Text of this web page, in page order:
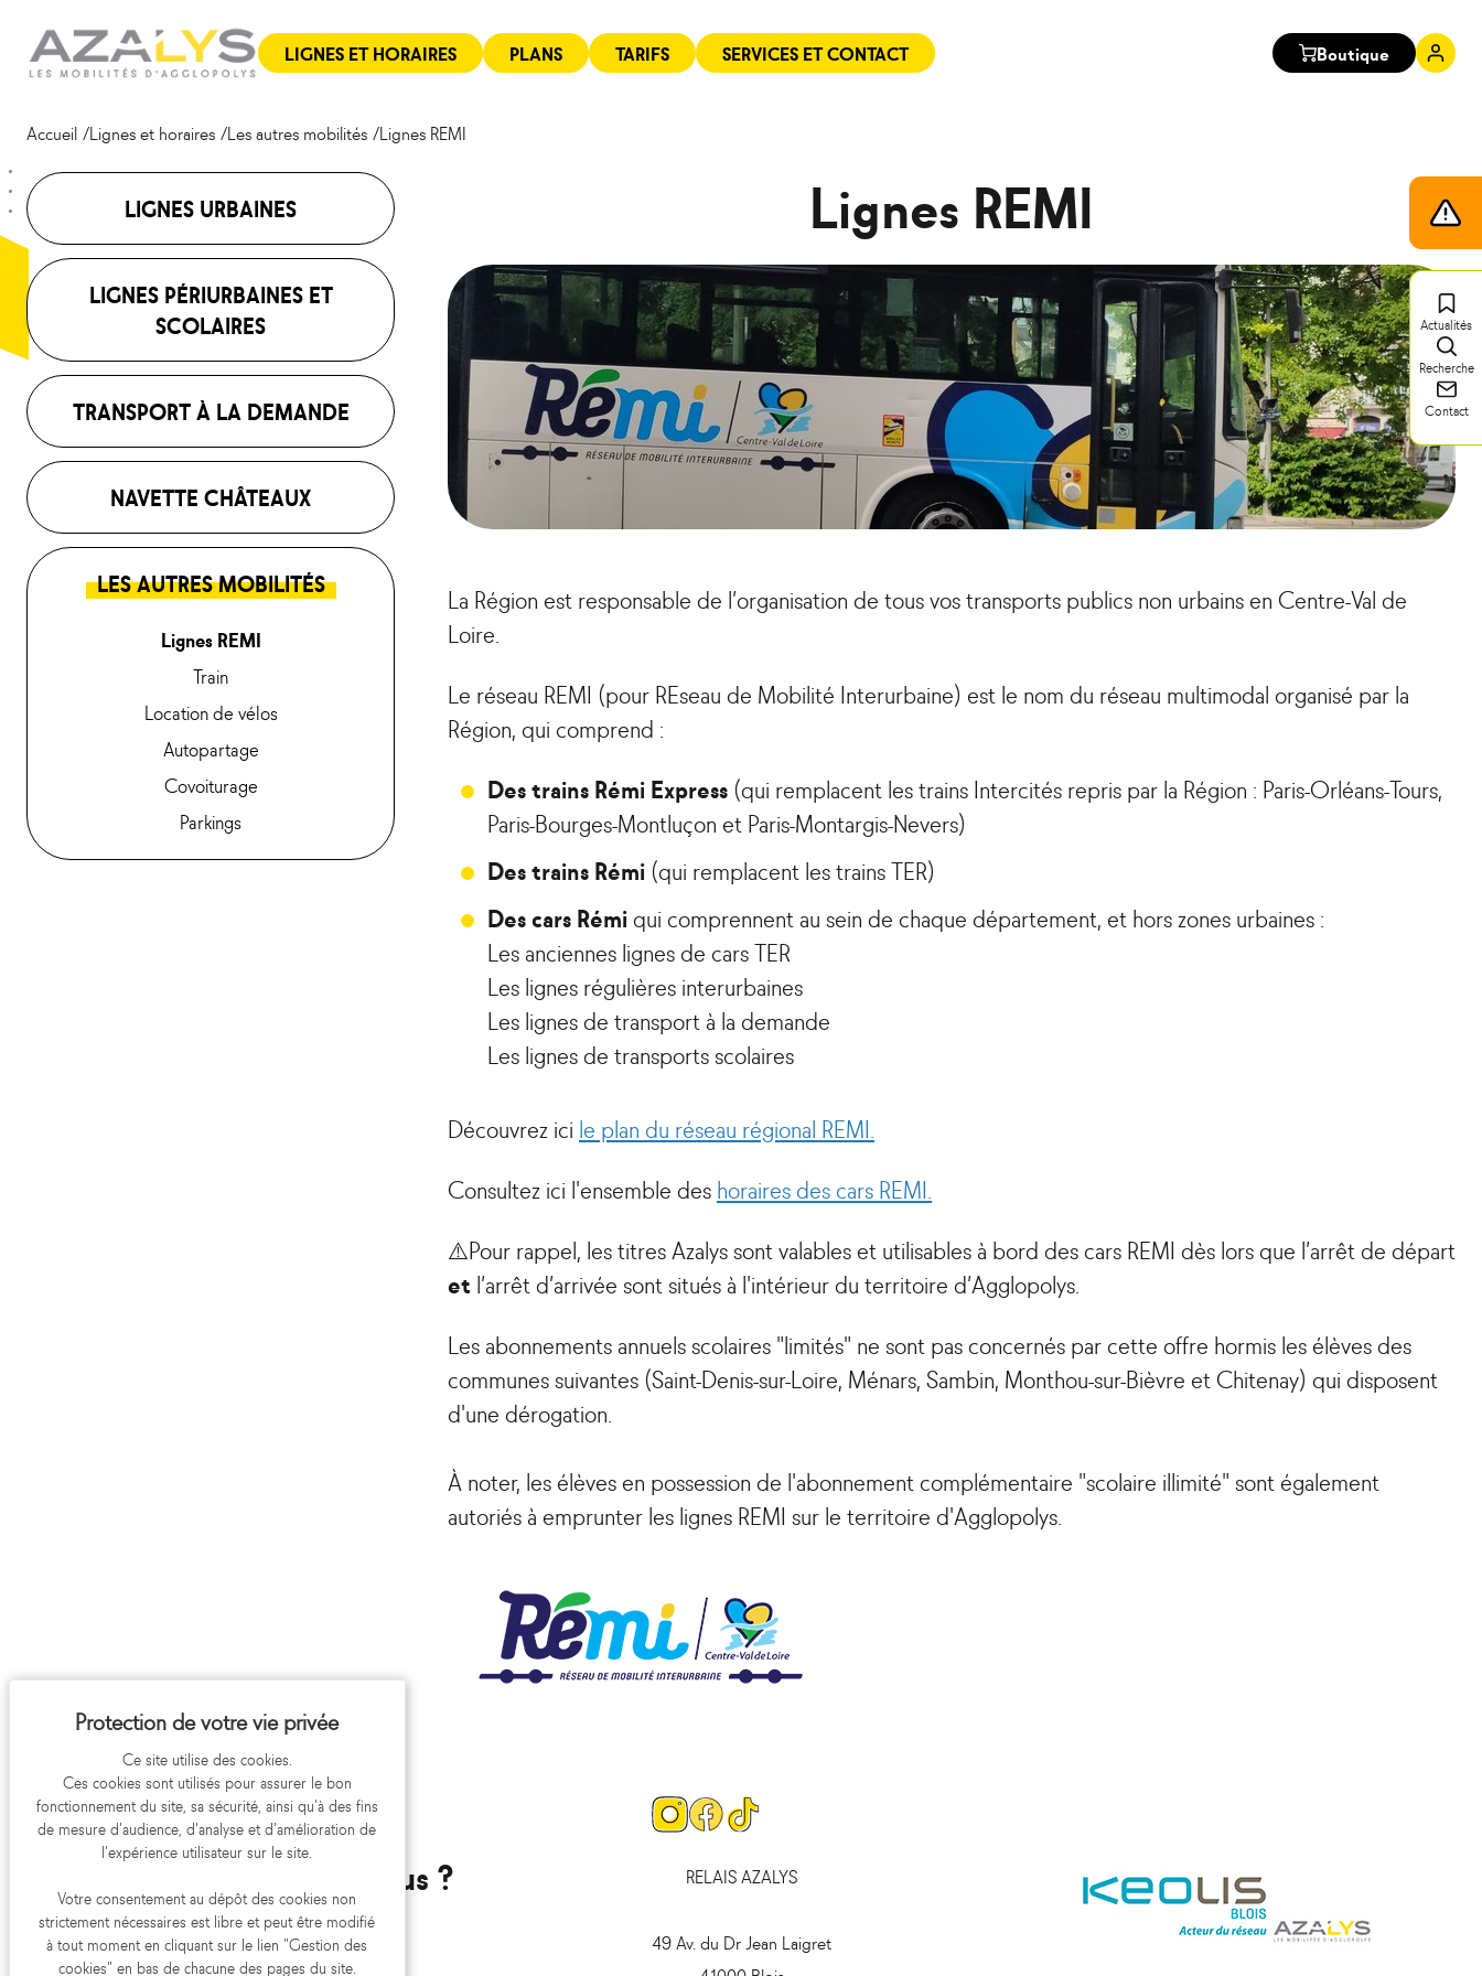
contenu
LIGNES ET HORAIRES PLANS TARIFS SERVICES ET CONTACT Boutique
Mon
Accueil Lignes et horaires Les autres mobilités Lignes REMI
Lignes REMI
La Région est responsable de l’organisation de tous vos transports publics non urbains en Centre-Val de
Loire.
Le réseau REMI (pour REseau de Mobilité Interurbaine) est le nom du réseau multimodal organisé par la
Région, qui comprend :
Des trains Rémi Express (qui remplacent les trains Intercités repris par la Région : Paris-Orléans-Tours,
Paris-Bourges-Montluçon et Paris-Montargis-Nevers)
Des trains Rémi (qui remplacent les trains TER)
Des cars Rémiqui comprennent au sein de chaque département, et hors zones urbaines :
Les anciennes lignes de cars TER
Les lignes régulières interurbaines
Les lignes de transport à la demande
Les lignes de transports scolaires
Découvrez ici le plan du réseau régional REMI.
Consultez ici l'ensemble deshoraires des cars REMI.
⚠️Pour rappel, les titres Azalys sont valables et utilisables à bord des cars REMI dès lors que l’arrêt de départ
et l’arrêt d’arrivée sont situés à l'intérieur du territoire d’Agglopolys.
Les abonnements annuels scolaires "limités" ne sont pas concernés par cette offre hormis les élèves des
communes suivantes (Saint-Denis-sur-Loire, Ménars, Sambin, Monthou-sur-Bièvre et Chitenay) qui disposent
d'une dérogation.
À noter, les élèves en possession de l'abonnement complémentaire "scolaire illimité" sont également
autoriés à emprunter les lignes REMI sur le territoire d'Agglopolys.
LIGNES URBAINES
LIGNES PÉRIURBAINES ET
SCOLAIRES
TRANSPORT À LA DEMANDE
NAVETTE CHÂTEAUX
LES AUTRES MOBILITÉS
Lignes REMI
Train
Location de vélos
Autopartage
Covoiturage
Parkings
Envie d'échanger avec nous ?
CONTACTEZ-NOUS
PagePage
RELAIS AZALYS
49 Av. du Dr Jean Laigret
Infos
trafic
Actualités
Recherche
Contact
Ce site utilise des cookies.
Ces cookies sont utilisés pour assurer le bon
fonctionnement du site, sa sécurité, ainsi qu'à des fins
de mesure d'audience, d'analyse et d'amélioration de
l'expérience utilisateur sur le site.
Votre consentement au dépôt des cookies non
strictement nécessaires est libre et peut être modifié
à tout moment en cliquant sur le lien "Gestion des
cookies" en bas de chacune des pages du site.